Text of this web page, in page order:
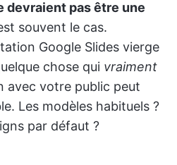
devraient pas être une
souvent le cas.
Google Slides vierge
chose qui vraiment
avec votre public peut
Les modèles habituels ?
par défaut ?